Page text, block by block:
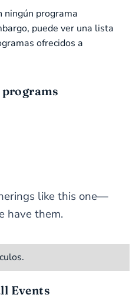
ningún programa
puede ver una lista
ofrecidos a
like this one—
have them.
Events